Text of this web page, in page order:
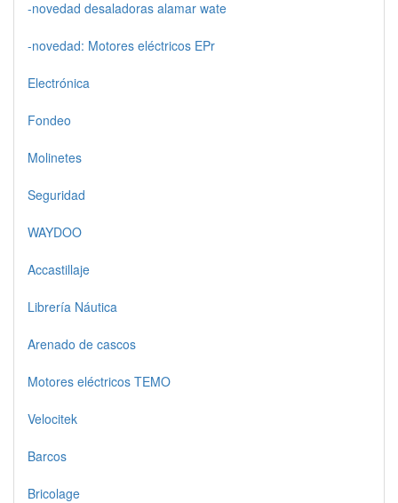
-novedad desaladoras alamar wate
-novedad: Motores eléctricos EPr
Electrónica
Fondeo
Molinetes
Seguridad
WAYDOO
Accastillaje
Librería Náutica
Arenado de cascos
Motores eléctricos TEMO
Velocitek
Barcos
Bricolage